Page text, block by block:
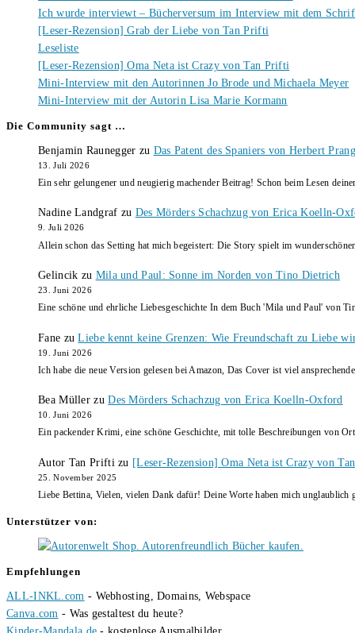
Ich wurde interviewt – Bücherversum im Interview mit dem
[Leser-Rezension] Grab der Liebe von Tan Prifti
Leseliste
[Leser-Rezension] Oma Neta ist Crazy von Tan Prifti
Mini-Interview mit den Autorinnen Jo Brode und Michaela Meyer
Mini-Interview mit der Autorin Lisa Marie Kormann
Die Community sagt …
Benjamin Raunegger zu Das Patent des Spaniers von Herbert
13. Juli 2026
Ein sehr gelungener und neugierig machender Beitrag! Schon beim Lesen
Nadine Landgraf zu Des Mörders Schachzug von Erica Koelln-
9. Juli 2026
Allein schon das Setting hat mich begeistert: Die Story spielt im
Gelincik zu Mila und Paul: Sonne im Norden von Tino Dietrich
23. Juni 2026
Eine schöne und ehrliche Liebesgeschichte In dem Buch 'Mila und Paul' von
Fane zuLiebe kennt keine Grenzen: Wie Freundschaft zu Liebe
19. Juni 2026
Ich habe die neue Version gelesen bei Amazon, Das Cover ist viel
Bea Müller zuDes Mörders Schachzug von Erica Koelln-Oxford
10. Juni 2026
Ein packender Krimi, eine schöne Geschichte, mit tolle Beschreibungen von
Autor Tan Prifti zu [Leser-Rezension] Oma Neta ist Crazy von
25. November 2025
Liebe Bettina, Vielen, vielen Dank dafür! Deine Worte haben mich unglaublich
Unterstützer von:
Empfehlungen
ALL-INKL.com - Webhosting, Domains, Webspace
Canva.com - Was gestaltest du heute?